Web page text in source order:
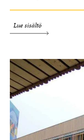
Lue sisältö